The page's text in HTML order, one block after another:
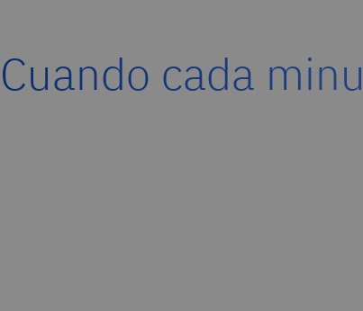
Cuando cada